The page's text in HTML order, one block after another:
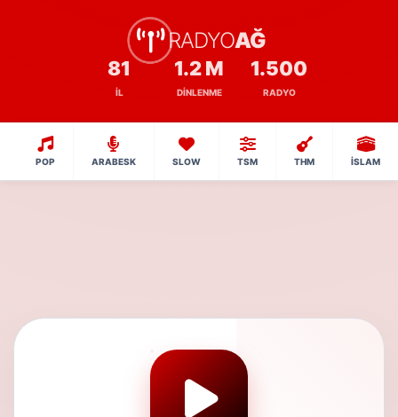
RADYOAĞ
81
İL
1.2 M
DINLENME
1.500
RADYO
POP ARABESK SLOW TSM THM İSLAM